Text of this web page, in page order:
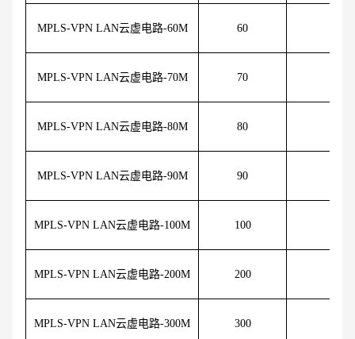
MPLS-VPN LAN云虚电路-60M 60
MPLS-VPN LAN云虚电路-70M 70
MPLS-VPN LAN云虚电路-80M 80
MPLS-VPN LAN云虚电路-90M 90
MPLS-VPN LAN云虚电路-100M 100
MPLS-VPN LAN云虚电路-200M 200
MPLS-VPN LAN云虚电路-300M 300